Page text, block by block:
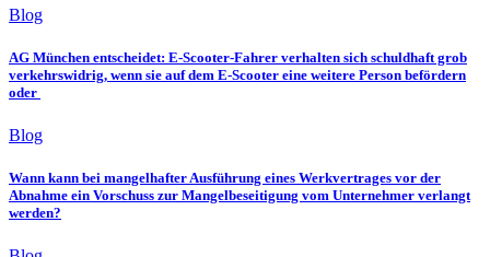
Blog
AG München entscheidet: E-Scooter-Fahrer verhalten sich schuldhaft grob
verkehrswidrig, wenn sie auf dem E-Scooter eine weitere Person befördern
oder
Blog
Wann kann bei mangelhafter Ausführung eines Werkvertrages vor der
Abnahme ein Vorschuss zur Mangelbeseitigung vom Unternehmer verlangt
werden?